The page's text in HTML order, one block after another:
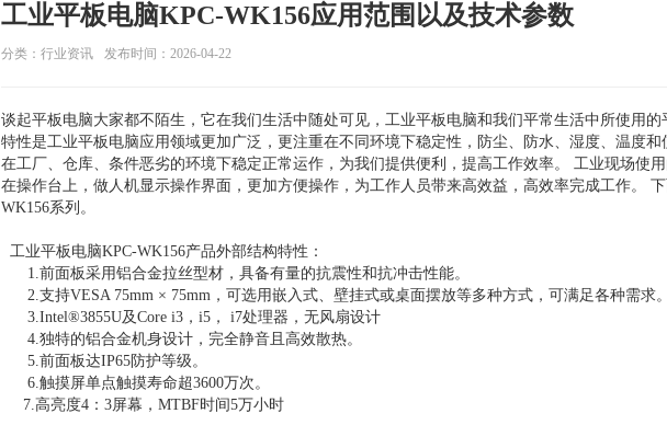
工业平板电脑KPC-WK156应用范围以及技术参数
分类：行业资讯 发布时间：2026-04-22
谈起平板电脑大家都不陌生，它在我们生活中随处可见， 工业平板电脑和我们平常生活中所使用
特性是工业平板电脑应用领域更加广泛，更注重在不同环境下稳定性，防尘、防水、湿度、温度
在工厂、仓库、条件恶劣的环境下稳定正常运作，为我们提供便利，提高工作效率。 工业现场使
在操作台上，做人机显示操作界面，更加方便操作，为工作人员带来高效益，高效率完成工作。
WK156系列。
工业平板电脑KPC-WK156产品外部结构特性：
1.前面板采用铝合金拉丝型材，具备有量的抗震性和抗冲击性能。
2.支持VESA 75mm × 75mm，可选用嵌入式、壁挂式或桌面摆放等多种方式，可满足各种需求。
3.Intel®3855U及Core i3，i5， i7处理器，无风扇设计
4.独特的铝合金机身设计，完全静音且高效散热。
5.前面板达IP65防护等级。
6.触摸屏单点触摸寿命超3600万次。
7.高亮度4：3屏幕，MTBF时间5万小时